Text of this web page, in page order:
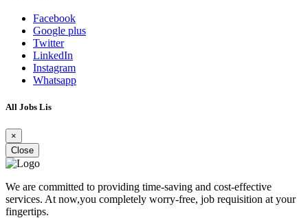
Facebook
Google plus
Twitter
LinkedIn
Instagram
Whatsapp
All Jobs Lis
×
Close
We are committed to providing time-saving and cost-effective
services. At now,you completely worry-free, job requisition at your
fingertips.